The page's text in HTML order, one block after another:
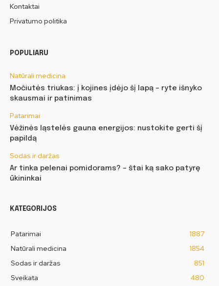
Kontaktai
Privatumo politika
POPULIARU
Natūrali medicina
Močiutės triukas: į kojines įdėjo šį lapą – ryte išnyko
skausmai ir patinimas
Patarimai
Vėžinės ląstelės gauna energijos: nustokite gerti šį
papildą
Sodas ir daržas
Ar tinka pelenai pomidorams? – štai ką sako patyrę
ūkininkai
KATEGORIJOS
Patarimai
1887
Natūrali medicina
1854
Sodas ir daržas
851
Sveikata
480